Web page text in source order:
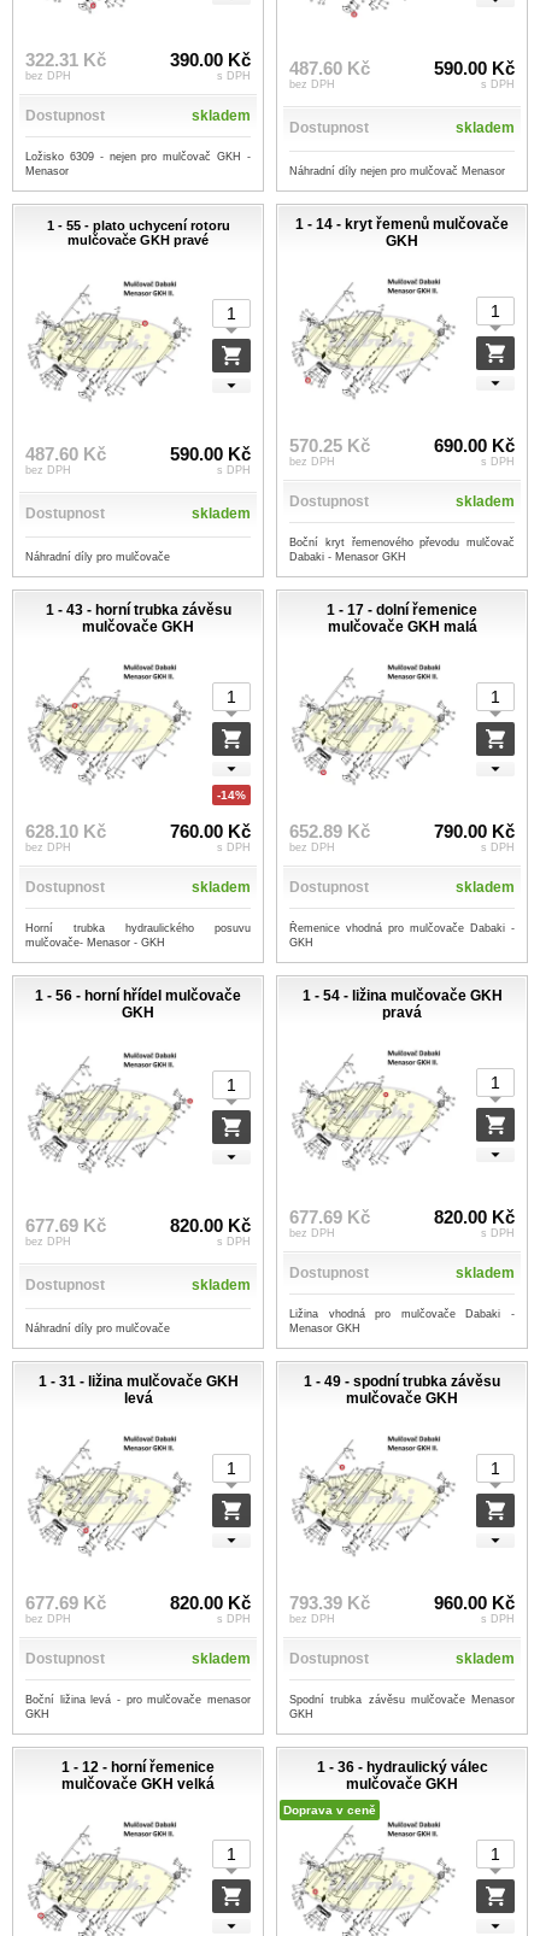
322.31 Kč
bez DPH
390.00 Kč
s DPH
Dostupnost skladem
Ložisko 6309 - nejen pro mulčovač GKH -
Menasor
487.60 Kč
bez DPH
590.00 Kč
s DPH
Dostupnost skladem
Náhradní díly nejen pro mulčovač Menasor
1 - 55 - plato uchycení rotoru
mulčovače GKH pravé
487.60 Kč
bez DPH
590.00 Kč
s DPH
Dostupnost skladem
Náhradní díly pro mulčovače
1 - 14 - kryt řemenů mulčovače
GKH
570.25 Kč
bez DPH
690.00 Kč
s DPH
Dostupnost skladem
Boční kryt řemenového převodu mulčovač
Dabaki - Menasor GKH
1 - 43 - horní trubka závěsu
mulčovače GKH
-14%
628.10 Kč
bez DPH
760.00 Kč
s DPH
Dostupnost skladem
Horní trubka hydraulického posuvu
mulčovače- Menasor - GKH
1 - 17 - dolní řemenice
mulčovače GKH malá
652.89 Kč
bez DPH
790.00 Kč
s DPH
Dostupnost skladem
Řemenice vhodná pro mulčovače Dabaki -
GKH
1 - 56 - horní hřídel mulčovače
GKH
677.69 Kč
bez DPH
820.00 Kč
s DPH
Dostupnost skladem
Náhradní díly pro mulčovače
1 - 54 - ližina mulčovače GKH
pravá
677.69 Kč
bez DPH
820.00 Kč
s DPH
Dostupnost skladem
Ližina vhodná pro mulčovače Dabaki -
Menasor GKH
1 - 31 - ližina mulčovače GKH
levá
677.69 Kč
bez DPH
820.00 Kč
s DPH
Dostupnost skladem
Boční ližina levá - pro mulčovače menasor
GKH
1 - 49 - spodní trubka závěsu
mulčovače GKH
793.39 Kč
bez DPH
960.00 Kč
s DPH
Dostupnost skladem
Spodní trubka závěsu mulčovače Menasor
GKH
1 - 12 - horní řemenice
mulčovače GKH velká
1 - 36 - hydraulický válec
mulčovače GKH
Doprava v ceně